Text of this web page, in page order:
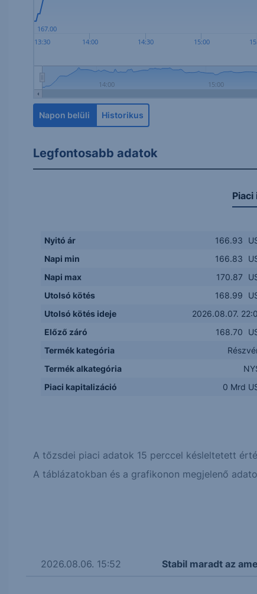
13:30 14:00 14:30 15:00
14:00 15:00
167.00
Napon belüli Historikus
Legfontosabb adatok
Nyitó ár 166.93
Napi min
166.83
Napi max
170.87
Utolsó kötés
168.99
Utolsó kötés ideje
2026.08.07.
Előző záró
168.70
Termék kategória
Termék alkategória
Piaci kapitalizáció
0 Mrd
A tőzsdei piaci adatok 15 perccel késleltetett
A táblázatokban és a grafikonon megjelenő
2026.08.06. 15:52 Stabil maradt az